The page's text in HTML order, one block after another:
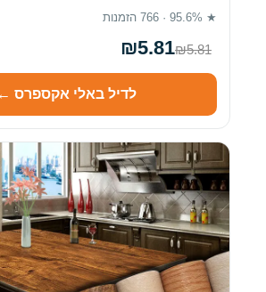
★ 95.6% · 766 הזמנות
₪5.81₪5.81
לדיל באלי אקספרס ←